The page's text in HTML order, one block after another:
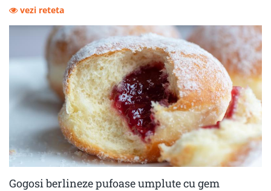
vezi reteta
Gogosi berlineze pufoase umplute cu gem